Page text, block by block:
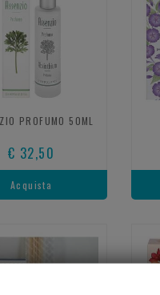
PROFUMO 50ML
€ 32,50
Acquista